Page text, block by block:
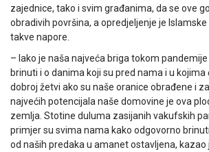
zajednice, tako i svim građanima, da se ove
obradivih površina, a opredjeljenje je
takve napore.
– Iako je naša najveća briga tokom
brinuti i o danima koji su pred nama i u
dobroj žetvi ako su naše oranice obrađene i
najvećih potencijala naše domovine je ova
zemlja. Stotine duluma zasijanih vakufskih
primjer su svima nama kako odgovorno
od naših predaka u amanet ostavljena,